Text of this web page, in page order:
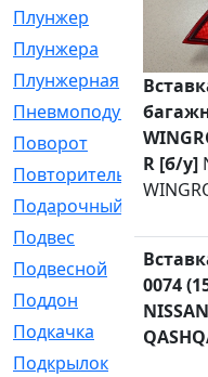
Плунжер
Плунжера
Плунжерная
Пневмоподушка
Поворот
Повторитель
Подарочный
Подвес
Подвесной
Поддон
Подкачка
Подкрылок
R [б/у]
0074